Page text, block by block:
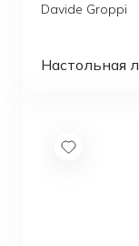
Davide Groppi
Настольная